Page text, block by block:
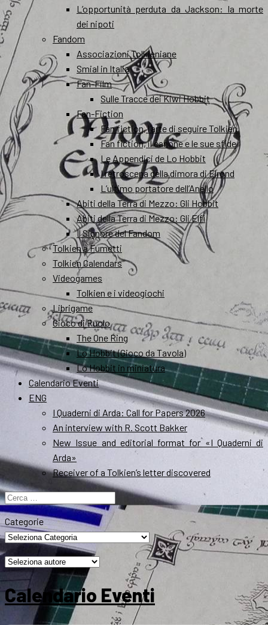
L’opportunità perduta da Jackson: la morte
dei nipoti
Fandom
Associazioni Tolkieniane
Smial in Italia
Fan-Film
Sulle Tracce dei Kiwi Hobbit
Fan-Fiction
Fan fiction, l’arte di seguire Tolkien
Fan fiction, il canone e le sue sfide
Le Appendici de Lo Hobbit
I retroscena della dimora di Elrond
L’ultimo portatore dell’Anello
Abiti della Terra di Mezzo: Gli Hobbit
Abiti della Terra di Mezzo: Gli Elfi
Il Signore del Fandom
Tolkien a Fumetti
Tolkien Calendars
Videogames
Tolkien e i videogiochi
Librigame
Gioco di Ruolo
The One Ring
Lo Hobbit (Gioco da Tavola)
Lo Hobbit in miniatura
Calendario Eventi
ENG
I Quaderni di Arda: Call for Papers 2026
An interview with R. Scott Bakker
New Issue and editorial format for «I Quaderni di
Arda»
Receiver of a Tolkien’s letter discovered
Ricerca
per:
Categorie
Calendario Eventi